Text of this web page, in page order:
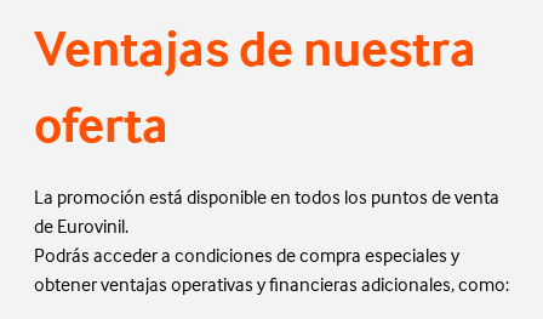
Ventajas de nuestra
oferta
La promoción está disponible en todos los puntos de venta
de Eurovinil.
Podrás acceder a condiciones de compra especiales y
obtener ventajas operativas y financieras adicionales, como: